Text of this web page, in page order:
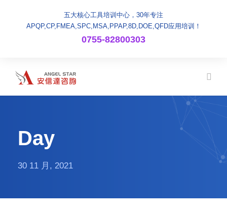
五大核心工具培训中心，30年专注
APQP,CP,FMEA,SPC,MSA,PPAP,8D,DOE,QFD应用培训！
0755-82800303
Day
30 11 月, 2021